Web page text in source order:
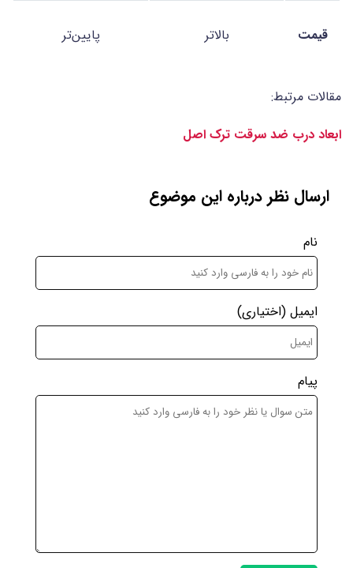
قیمت بالاتر پایین‌تر
مقالات مرتبط:
ابعاد درب ضد سرقت ترک اصل
ارسال نظر درباره این موضوع
نام
ایمیل (اختیاری)
پیام